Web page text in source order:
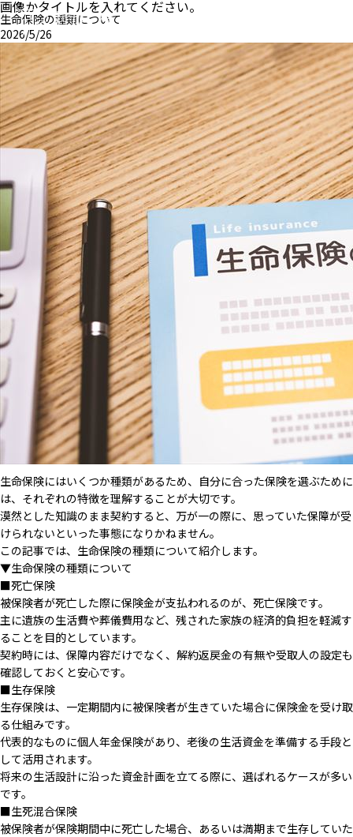
画像かタイトルを入れてください。
生命保険の種類について
2026/5/26
生命保険にはいくつか種類があるため、自分に合った保険を選ぶために
は、それぞれの特徴を理解することが大切です。
漠然とした知識のまま契約すると、万が一の際に、思っていた保障が受
けられないといった事態になりかねません。
この記事では、生命保険の種類について紹介します。
▼生命保険の種類について
■死亡保険
被保険者が死亡した際に保険金が支払われるのが、死亡保険です。
主に遺族の生活費や葬儀費用など、残された家族の経済的負担を軽減す
ることを目的としています。
契約時には、保障内容だけでなく、解約返戻金の有無や受取人の設定も
確認しておくと安心です。
■生存保険
生存保険は、一定期間内に被保険者が生きていた場合に保険金を受け取
る仕組みです。
代表的なものに個人年金保険があり、老後の生活資金を準備する手段と
して活用されます。
将来の生活設計に沿った資金計画を立てる際に、選ばれるケースが多い
です。
■生死混合保険
被保険者が保険期間中に死亡した場合、あるいは満期まで生存していた